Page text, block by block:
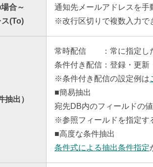
合～
ス(To)
通知先メールアドレスを手
※改行区切りで複数入力で
抽出）
常時配信 ：常に指定し
条件付き配信：登録・更
※条件付き配信の設定例は
■簡易抽出
宛先DB内のフィールドの
※参照フィールドを指定す
■高度な条件抽出
条件式による抽出条件指定